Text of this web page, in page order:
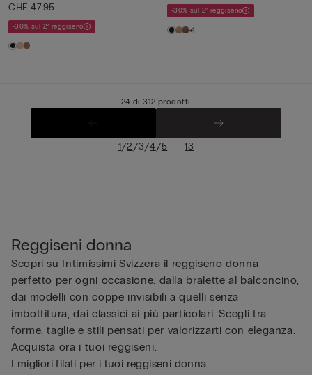
CHF 47.95
-30% sul 2° reggiseno
-30% sul 2° reggiseno
+1
24 di 312 prodotti
1/2/3/4/5 13
Reggiseni donna
Scopri su Intimissimi Svizzera il reggiseno donna
perfetto per ogni occasione: dalla bralette al balconcino,
dai modelli con coppe invisibili a quelli senza
imbottitura, dai classici ai più particolari. Scegli tra
forme, taglie e stili pensati per valorizzarti con eleganza.
Acquista ora i tuoi reggiseni.
I migliori filati per i tuoi reggiseni donna